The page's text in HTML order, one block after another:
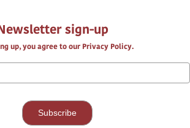
sign-up
up, you agree to our Privacy Policy.